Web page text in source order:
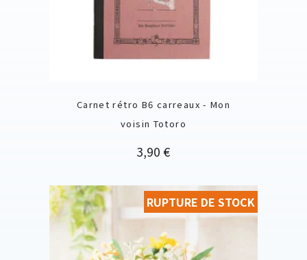
Carnet rétro B6 carreaux - Mon
voisin Totoro
Prix
3,90 €
RUPTURE DE STOCK